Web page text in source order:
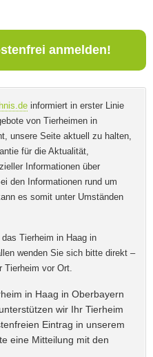
akzeptiere ich die
anmelden!
informiert in erster Linie
von Tierheimen in
unsere Seite aktuell zu halten,
für die Aktualität,
Informationen über
den Informationen rund um
es somit unter Umständen
Tierheim in Haag in
wenden Sie sich bitte direkt –
Tierheim vor Ort.
in Haag in Oberbayern
wir Ihr Tierheim
Eintrag in unserem
eine Mitteilung mit den